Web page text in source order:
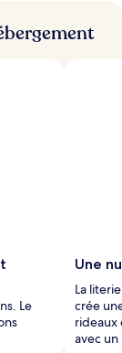
Le
Une
La
crée
rideaux
avec